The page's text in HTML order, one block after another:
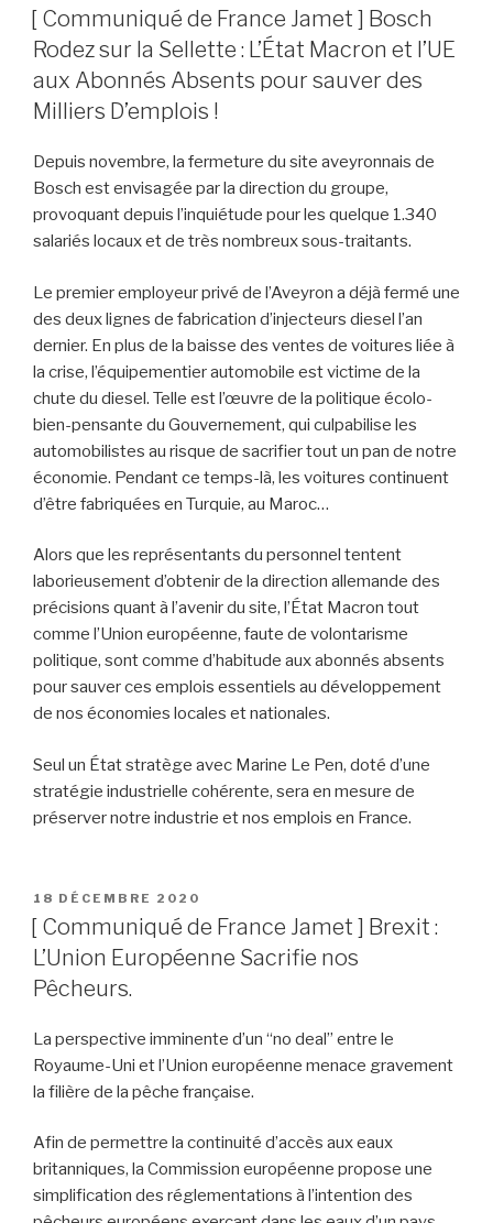
LE
[ Communiqué de France Jamet ] Bosch
Rodez sur la Sellette : L’État Macron et l’UE
aux Abonnés Absents pour sauver des
Milliers D’emplois !
Depuis novembre, la fermeture du site aveyronnais de
Bosch est envisagée par la direction du groupe,
provoquant depuis l’inquiétude pour les quelque 1.340
salariés locaux et de très nombreux sous-traitants.
Le premier employeur privé de l’Aveyron a déjà fermé une
des deux lignes de fabrication d’injecteurs diesel l’an
dernier. En plus de la baisse des ventes de voitures liée à
la crise, l’équipementier automobile est victime de la
chute du diesel. Telle est l’œuvre de la politique écolo-
bien-pensante du Gouvernement, qui culpabilise les
automobilistes au risque de sacrifier tout un pan de notre
économie. Pendant ce temps-là, les voitures continuent
d’être fabriquées en Turquie, au Maroc…
Alors que les représentants du personnel tentent
laborieusement d’obtenir de la direction allemande des
précisions quant à l’avenir du site, l’État Macron tout
comme l’Union européenne, faute de volontarisme
politique, sont comme d’habitude aux abonnés absents
pour sauver ces emplois essentiels au développement
de nos économies locales et nationales.
Seul un État stratège avec Marine Le Pen, doté d’une
stratégie industrielle cohérente, sera en mesure de
préserver notre industrie et nos emplois en France.
PUBLIÉ
LE
18 DÉCEMBRE 2020
[ Communiqué de France Jamet ] Brexit :
L’Union Européenne Sacrifie nos
Pêcheurs.
La perspective imminente d’un “no deal” entre le
Royaume-Uni et l’Union européenne menace gravement
la filière de la pêche française.
Afin de permettre la continuité d’accès aux eaux
britanniques, la Commission européenne propose une
simplification des réglementations à l’intention des